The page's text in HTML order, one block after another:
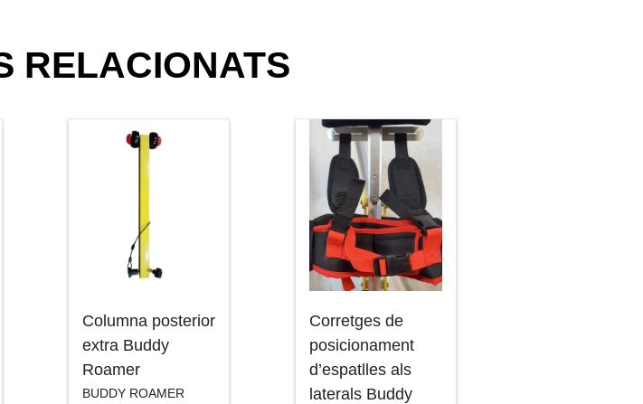
RELACIONATS
Columna posterior
extra Buddy
Roamer
BUDDY ROAMER
Corretges de
posicionament
d’espatlles als
laterals Buddy